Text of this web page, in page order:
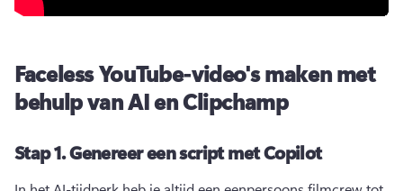
Faceless YouTube-video's maken met
behulp van AI en Clipchamp
Stap 1.Genereer een script met Copilot